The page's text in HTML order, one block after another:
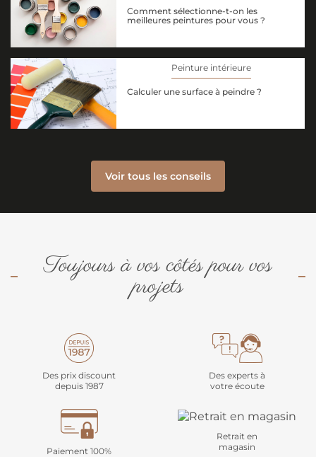
Comment sélectionne-t-on les
meilleures peintures pour vous ?
Peinture intérieure
Calculer une surface à peindre ?
Voir tous les conseils
Toujours à vos côtés pour vos
projets
Des prix discount
depuis 1987
Des experts à
votre écoute
Paiement 100%
Retrait en
magasin